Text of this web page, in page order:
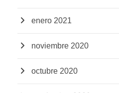
enero 2021
noviembre 2020
octubre 2020